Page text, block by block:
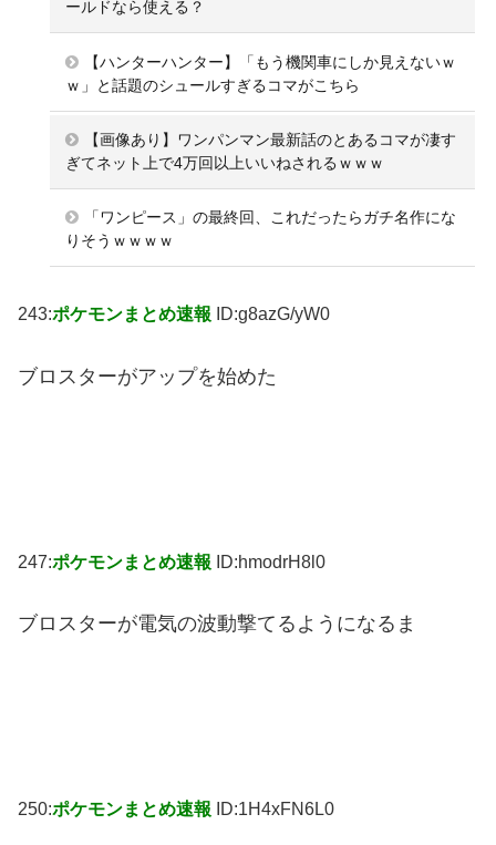
ールドなら使える？
【ハンターハンター】「もう機関車にしか見えないｗ
ｗ」と話題のシュールすぎるコマがこちら
【画像あり】ワンパンマン最新話のとあるコマが凄す
ぎてネット上で4万回以上いいねされるｗｗｗ
「ワンピース」の最終回、これだったらガチ名作にな
りそうｗｗｗｗ
243:ポケモンまとめ速報 ID:g8azG/yW0
ブロスターがアップを始めた
247:ポケモンまとめ速報 ID:hmodrH8l0
ブロスターが電気の波動撃てるようになるま
250:ポケモンまとめ速報 ID:1H4xFN6L0